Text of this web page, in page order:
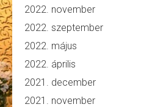
2022. november
2022. szeptember
2022. május
2022. április
2021. december
2021. november